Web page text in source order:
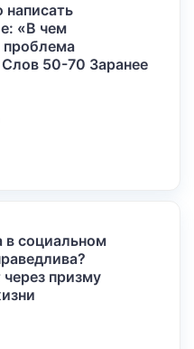
написать
«В чем
проблема
50-70 Заранее
в социальном
призму